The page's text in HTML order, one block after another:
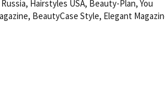
Hairstyles USA, Beauty-Plan, You
BeautyCase Style, Elegant